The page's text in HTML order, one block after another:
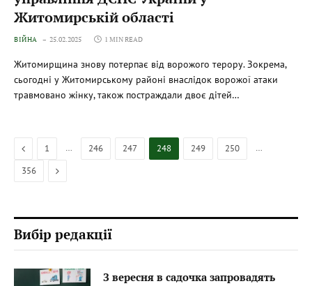
Житомирській області
ВІЙНА 25.02.2025 1 MIN READ
Житомирщина знову потерпає від ворожого терору. Зокрема,
сьогодні у Житомирському районі внаслідок ворожої атаки
травмовано жінку, також постраждали двоє дітей…
Previous
1 … 246 247 248 249 250
…
356
Next
Вибір редакції
З вересня в садочка запровадять